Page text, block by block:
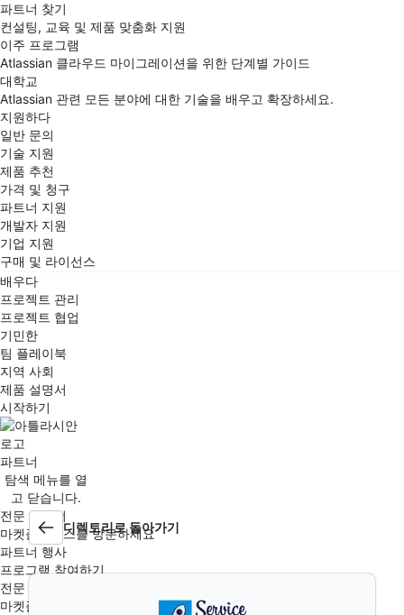
파트너 찾기
컨설팅, 교육 및 제품 맞춤화 지원
이주 프로그램
Atlassian 클라우드 마이그레이션을 위한 단계별 가이드
대학교
Atlassian 관련 모든 분야에 대한 기술을 배우고 확장하세요.
지원하다
일반 문의
기술 지원
제품 추천
가격 및 청구
파트너 지원
개발자 지원
기업 지원
구매 및 라이선스
배우다
프로젝트 관리
프로젝트 협업
기민한
팀 플레이북
지역 사회
제품 설명서
시작하기
파트너
탐색 메뉴를 열
고 닫습니다.
전문 파트너
마켓플레이스를 방문하세요
파트너 행사
프로그램 참여하기
전문 파트너
마켓플레이스를 방문하세요
디렉토리로 돌아가기